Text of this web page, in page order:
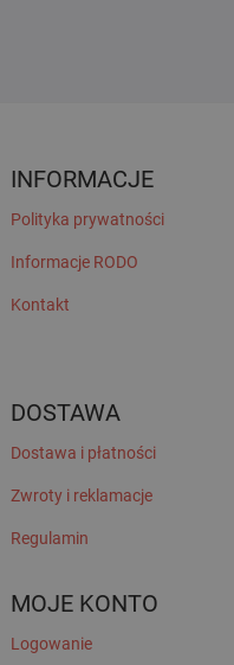
INFORMACJE
Polityka prywatności
Informacje RODO
Kontakt
DOSTAWA
Dostawa i płatności
Zwroty i reklamacje
Regulamin
MOJE KONTO
Logowanie